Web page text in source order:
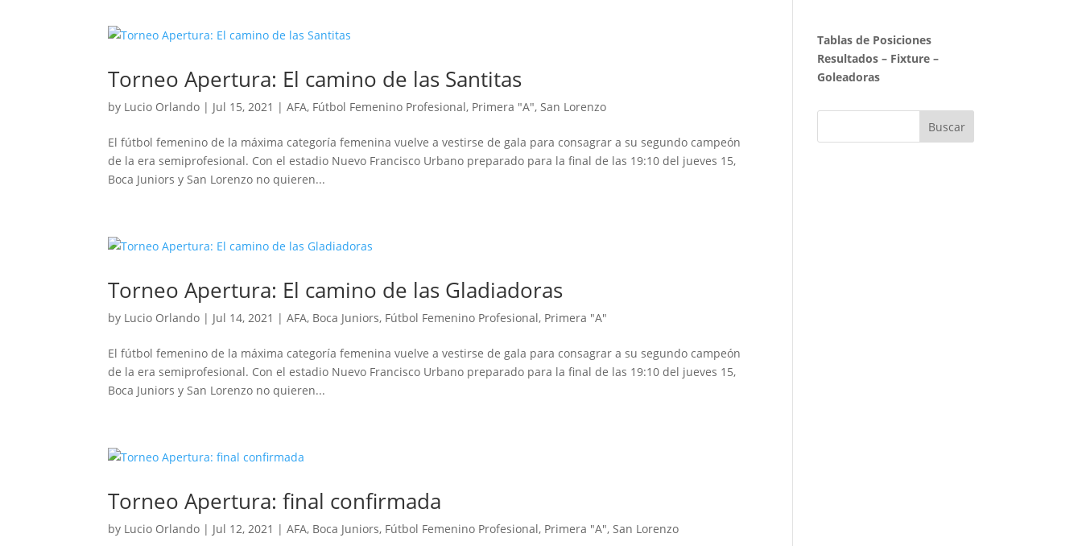
Torneo Apertura: El camino de las Santitas
by Lucio Orlando | Jul 15, 2021 |AFA, Fútbol Femenino Profesional, Primera "A",San Lorenzo
El fútbol femenino de la máxima categoría femenina vuelve a vestirse de gala para consagrar a su segundo campeón
de la era semiprofesional. Con el estadio Nuevo Francisco Urbano preparado para la final de las 19:10 del jueves 15,
Boca Juniors y San Lorenzo no quieren...
Torneo Apertura: El camino de las Gladiadoras
by Lucio Orlando | Jul 14, 2021 |AFA, Boca Juniors, Fútbol Femenino Profesional, Primera "A"
El fútbol femenino de la máxima categoría femenina vuelve a vestirse de gala para consagrar a su segundo campeón
de la era semiprofesional. Con el estadio Nuevo Francisco Urbano preparado para la final de las 19:10 del jueves 15,
Boca Juniors y San Lorenzo no quieren...
Torneo Apertura: final confirmada
by Lucio Orlando | Jul 12, 2021 |AFA, Boca Juniors, Fútbol Femenino Profesional, Primera "A",San Lorenzo
Tablas de Posiciones
Resultados – Fixture –
Goleadoras